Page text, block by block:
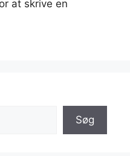
at skrive en
Søg